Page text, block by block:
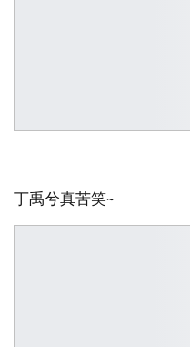
丁禹兮真苦笑~